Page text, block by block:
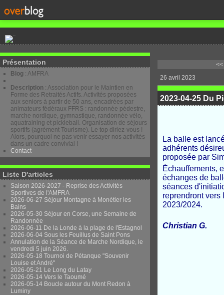
Présentation
Blog : AMFRA
Description : Association pour le Maintien en
Forme des Retraités Actifs. Activités proposées
aux seniors à partir de 50 ans, encadrées par
animateurs fédéraux FFRS : randonnée pédestre,
marche nordique, gymnastique, randonnée vélo,
aquatraining et pickleball. Organisation de séjours
sportifs (agrément Tourisme). Le top diriez-vous !
Alors, pourquoi ne pas venir essayer nos activités
dans un cadre convivial !
Contact
Liste D'articles
Saison 2026-2027 - Reprise des Activités
Sportives de l'AMFRA
2026-06-27 Séjour Montagne à Monétier les
Bains
2026-05-30 Séjour en Corse, une Semaine de
Randonnée
2026-06-11 De la Londe à la plage de l'Estagnol
2026-06-04 Sous les Feuillus de Saint Pons
Annulation de la Séance de Marche Nordique, le
vendredi 5 juin 2026.
2026-05-18 Tournoi de Pétanque "Souvenir
Louise et André"
2026-05-21 Le Long du Latay
2026-05-14 Vers le Taoumé
2026-05-14 Boucle autour du Mont Redon à
Luminy
26 avril 2023
2023-04-25 Du
La balle est
adhérents
proposée par
Échauffements,
échanges de
séances
reprendront vers
2023/2024.
Christian G.